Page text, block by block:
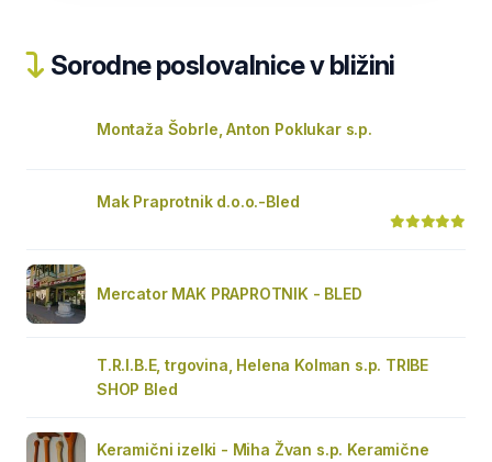
Sorodne poslovalnice v bližini
Montaža Šobrle, Anton Poklukar s.p.
Mak Praprotnik d.o.o.-Bled
Mercator MAK PRAPROTNIK - BLED
T.R.I.B.E, trgovina, Helena Kolman s.p. TRIBE
SHOP Bled
Keramični izelki - Miha Žvan s.p. Keramične